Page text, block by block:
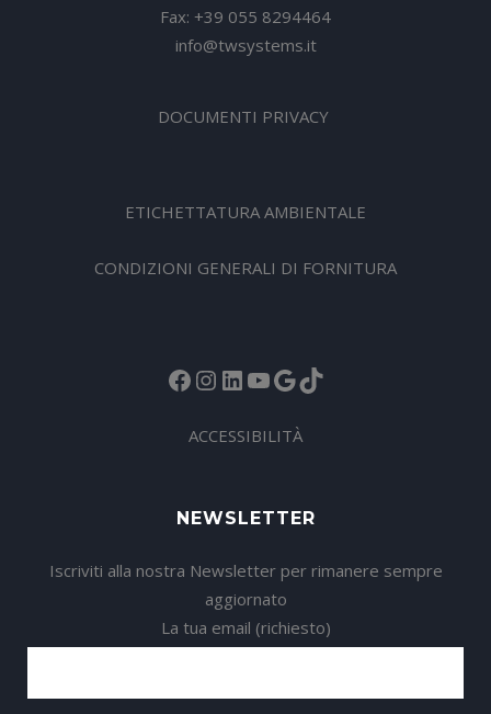
Fax: +39 055 8294464
info@twsystems.it
DOCUMENTI PRIVACY
ETICHETTATURA AMBIENTALE
CONDIZIONI GENERALI DI FORNITURA
Facebook
Instagram
LinkedIn
YouTube
Google
TikTok
ACCESSIBILITÀ
NEWSLETTER
Iscriviti alla nostra Newsletter per rimanere sempre
aggiornato
La tua email (richiesto)